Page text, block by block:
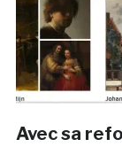
Avec sa